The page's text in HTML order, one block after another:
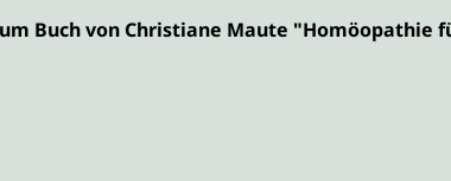
Buch von Christiane Maute "Homöopathie